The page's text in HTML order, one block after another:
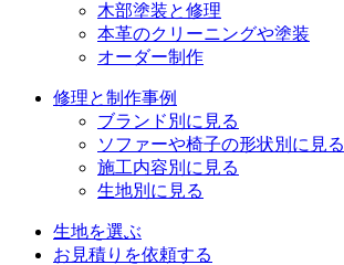
木部塗装と修理
本革のクリーニングや塗装
オーダー制作
修理と制作事例
ブランド別に見る
ソファーや椅子の形状別に見る
施工内容別に見る
生地別に見る
生地を選ぶ
お見積りを依頼する